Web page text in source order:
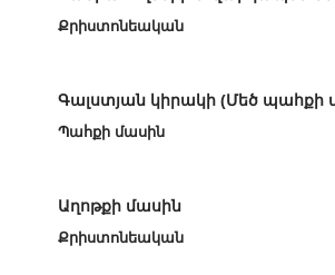
Քրիստոնեական
Գալստյան կիրակի (Մեծ պահքի
Պահքի մասին
Աղոթքի մասին
Քրիստոնեական